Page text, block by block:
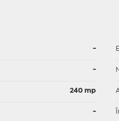
-
-
240 mp
-